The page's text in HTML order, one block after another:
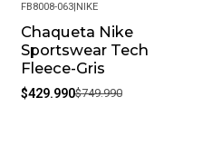
-43%
FB8008-063| NIKE
Chaqueta Nike
Sportswear Tech
Fleece-Gris
$429.990$749.990